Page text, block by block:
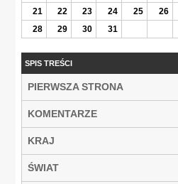
21
22 23 24 25 26
28
29 30 31
SPIS TREŚCI
PIERWSZA STRONA
KOMENTARZE
KRAJ
ŚWIAT